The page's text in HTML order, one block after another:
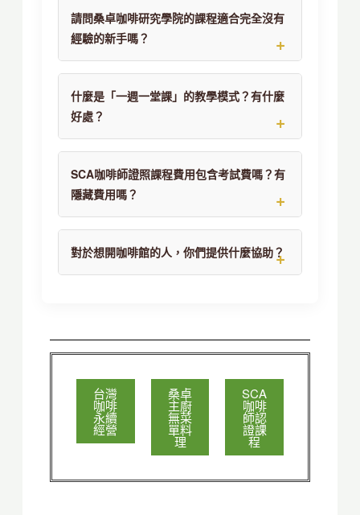
請問桑卓咖啡研究學院的課程適合完全沒有
經驗的新手嗎？
什麼是「一週一堂課」的教學模式？有什麼
好處？
SCA咖啡師證照課程費用包含考試費嗎？有
隱藏費用嗎？
對於想開咖啡館的人，你們提供什麼協助？
台灣
咖啡
永續
經營
桑卓
主廚
無菜
單料
理
SCA
咖啡
師認
證課
程